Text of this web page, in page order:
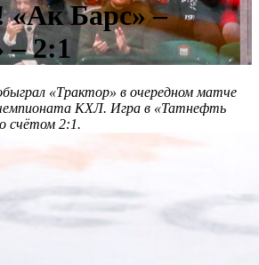
«Ак Барс» –
– 2:1
«Трактор» в очередном матче
КХЛ. Игра в «Татнефть
счётом 2:1.